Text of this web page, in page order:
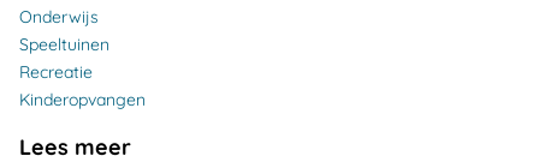
Onderwijs
Speeltuinen
Recreatie
Kinderopvangen
Lees meer